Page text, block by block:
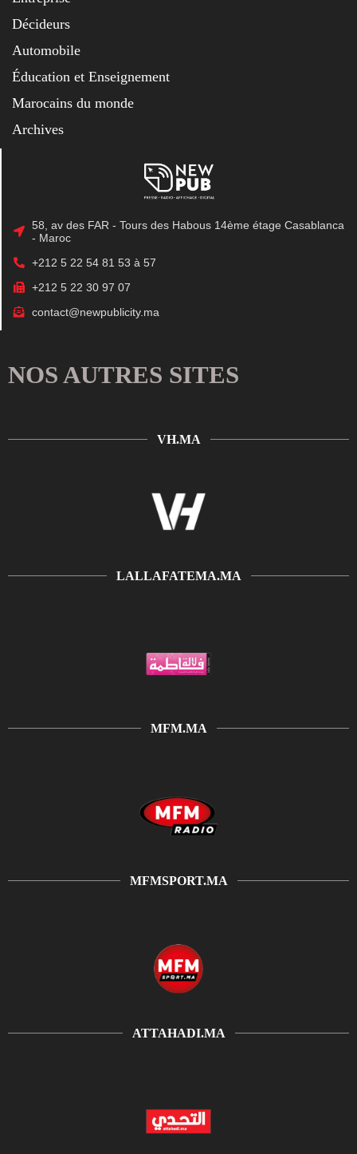
Décideurs
Automobile
Éducation et Enseignement
Marocains du monde
Archives
58, av des FAR - Tours des Habous 14ème étage Casablanca
- Maroc
+212 5 22 54 81 53 à 57
+212 5 22 30 97 07
contact@newpublicity.ma
NOS AUTRES SITES
VH.MA
LALLAFATEMA.MA
MFM.MA
MFMSPORT.MA
ATTAHADI.MA